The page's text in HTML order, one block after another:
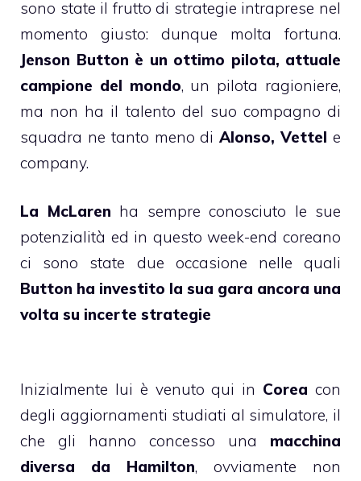
sono state il frutto di strategie intraprese nel
momento giusto: dunque molta fortuna.
Jenson Button è un ottimo pilota, attuale
campione del mondo, un pilota ragioniere,
ma non ha il talento del suo compagno di
squadra ne tanto meno diAlonso, Vettel e
company.
La McLaren ha sempre conosciuto le sue
potenzialità ed in questo week-end coreano
ci sono state due occasione nelle quali
Button ha investito la sua gara ancora una
volta su incerte strategie
Inizialmente lui è venuto qui in Corea con
degli aggiornamenti studiati al simulatore, il
che gli hanno concesso una macchina
diversa da Hamilton, ovviamente non